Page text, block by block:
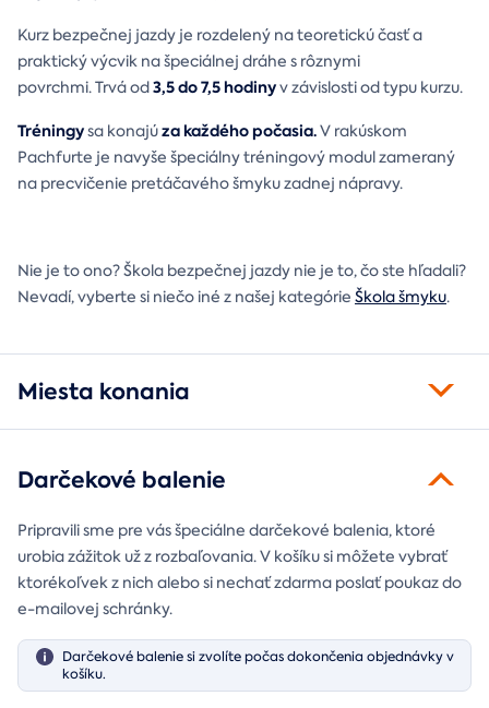
Kurz bezpečnej jazdy je rozdelený na teoretickú časť a
praktický výcvik na špeciálnej dráhe s rôznymi
povrchmi. Trvá od3,5 do 7,5 hodinyv závislosti od typu kurzu.
Tréningysa konajúza každého počasia.V rakúskom
Pachfurte je navyše špeciálny tréningový modul zameraný
na precvičenie pretáčavého šmyku zadnej nápravy.
Nie je to ono? Škola bezpečnej jazdy nie je to, čo ste hľadali?
Nevadí, vyberte si niečo iné z našej kategórie Škola šmyku.
Miesta konania
Darčekové balenie
Pripravili sme pre vás špeciálne darčekové balenia, ktoré
urobia zážitok už z rozbaľovania. V košíku si môžete vybrať
ktorékoľvek z nich alebo si nechať zdarma poslať poukaz do
e-mailovej schránky.
Darčekové balenie si zvolíte počas dokončenia objednávky v
košíku.